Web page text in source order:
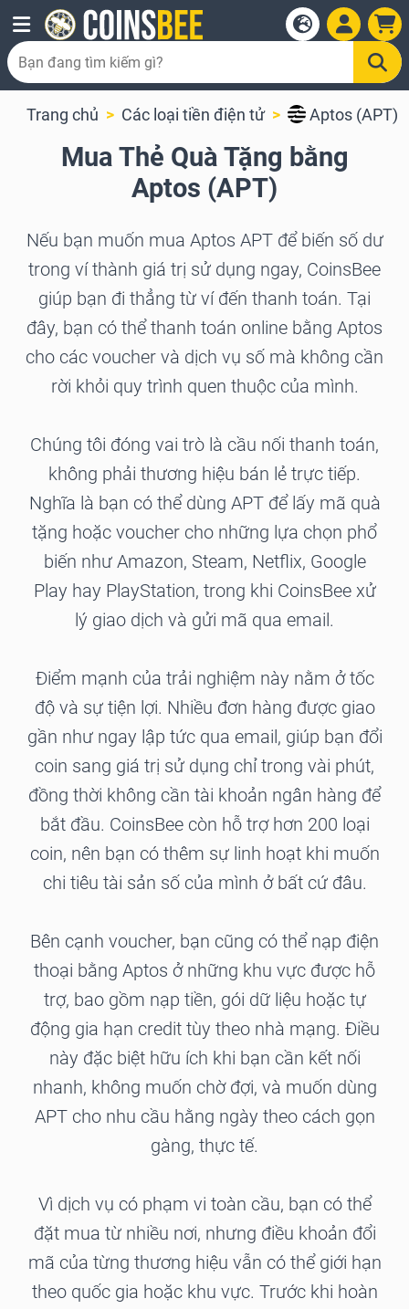
Trang chủ Các loại tiền điện tử Aptos (APT)
Mua Thẻ Quà Tặng bằng
Aptos (APT)
Nếu bạn muốn mua Aptos APT để biến số dư
trong ví thành giá trị sử dụng ngay, CoinsBee
giúp bạn đi thẳng từ ví đến thanh toán. Tại
đây, bạn có thể thanh toán online bằng Aptos
cho các voucher và dịch vụ số mà không cần
rời khỏi quy trình quen thuộc của mình.
Chúng tôi đóng vai trò là cầu nối thanh toán,
không phải thương hiệu bán lẻ trực tiếp.
Nghĩa là bạn có thể dùng APT để lấy mã quà
tặng hoặc voucher cho những lựa chọn phổ
biến như Amazon, Steam, Netflix, Google
Play hay PlayStation, trong khi CoinsBee xử
lý giao dịch và gửi mã qua email.
Điểm mạnh của trải nghiệm này nằm ở tốc
độ và sự tiện lợi. Nhiều đơn hàng được giao
gần như ngay lập tức qua email, giúp bạn đổi
coin sang giá trị sử dụng chỉ trong vài phút,
đồng thời không cần tài khoản ngân hàng để
bắt đầu. CoinsBee còn hỗ trợ hơn 200 loại
coin, nên bạn có thêm sự linh hoạt khi muốn
chi tiêu tài sản số của mình ở bất cứ đâu.
Bên cạnh voucher, bạn cũng có thể nạp điện
thoại bằng Aptos ở những khu vực được hỗ
trợ, bao gồm nạp tiền, gói dữ liệu hoặc tự
động gia hạn credit tùy theo nhà mạng. Điều
này đặc biệt hữu ích khi bạn cần kết nối
nhanh, không muốn chờ đợi, và muốn dùng
APT cho nhu cầu hằng ngày theo cách gọn
gàng, thực tế.
Vì dịch vụ có phạm vi toàn cầu, bạn có thể
đặt mua từ nhiều nơi, nhưng điều khoản đổi
mã của từng thương hiệu vẫn có thể giới hạn
theo quốc gia hoặc khu vực. Trước khi hoàn